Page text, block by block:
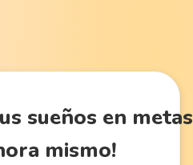
sueños en metas
mismo!